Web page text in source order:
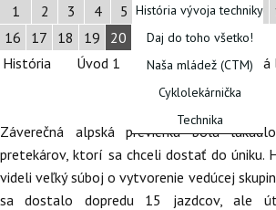
História vývoja techniky
Daj do toho všetko!
Naša mládež (CTM)
Cyklolekárnička
Technika
1 2 3 4 5 6 7 8 9 10
16
17 18 19 20
21
História
Úvod 1 Úvod 2 Štartová
Záverečná alpská previerka bola
pretekárov, ktorí sa chceli dostať do úniku.
videli veľký súboj o vytvorenie vedúcej
sa dostalo dopredu 15 jazdcov, ale